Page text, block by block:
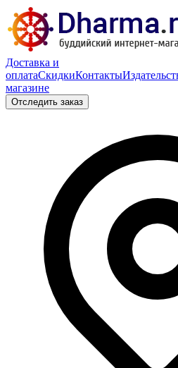
Доставка и
оплатаСкидкиКонтакты
магазине
Отследить заказ